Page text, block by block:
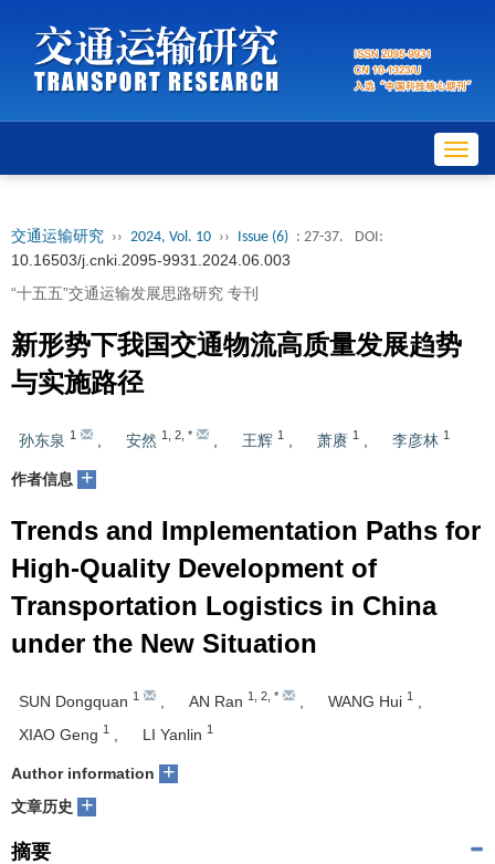
交通运输研究 ›› 2024, Vol. 10 ›› Issue (6) : 27-37. DOI:
10.16503/j.cnki.2095-9931.2024.06.003
“十五五”交通运输发展思路研究 专刊
新形势下我国交通物流高质量发展趋势
与实施路径
孙东泉 1 安然 1, 2, * 王辉 1 萧赓 1 李彦林 1
作者信息 +
Trends and Implementation Paths for
High-Quality Development of
Transportation Logistics in China
under the New Situation
SUN Dongquan 1 AN Ran 1, 2, * WANG Hui 1
XIAO Geng 1 LI Yanlin 1
Author information +
文章历史 +
摘要